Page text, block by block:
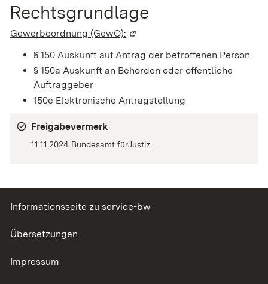
Rechtsgrundlage
Gewerbeordnung (GewO): (Wird in einem neuen Fenster
§ 150 Auskunft auf Antrag der betroffenen Person
§ 150a Auskunft an Behörden oder öffentliche
Auftraggeber
150e Elektronische Antragstellung
Freigabevermerk
11.11.2024 Bundesamt fürJustiz
Informationsseite zu service-bw
Übersetzungen
Impressum